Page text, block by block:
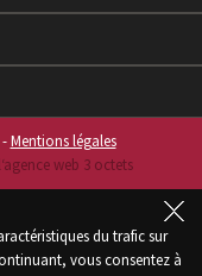
Mentions légales
web 3 octets
du trafic sur
vous consentez à